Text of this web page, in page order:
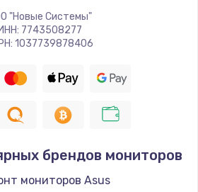
драйверов
725 руб.
1400 руб.
петель крышки
"Новые Системы"
7743508277
1037739878406
брендов мониторов
мониторов Asus